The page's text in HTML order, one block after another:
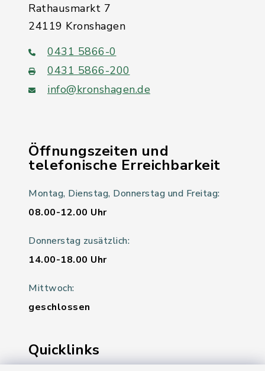
Rathausmarkt 7
24119 Kronshagen
0431 5866-0
0431 5866-200
info@kronshagen.de
Öffnungszeiten und
telefonische Erreichbarkeit
Montag, Dienstag, Donnerstag und Freitag:
08.00-12.00 Uhr
Donnerstag zusätzlich:
14.00-18.00 Uhr
Mittwoch:
geschlossen
Quicklinks